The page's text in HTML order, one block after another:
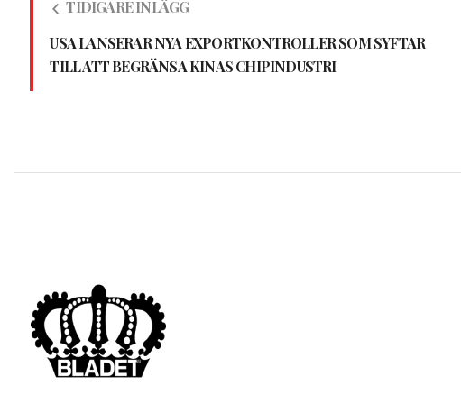
TIDIGARE INLÄGG
USA LANSERAR NYA EXPORTKONTROLLER SOM SYFTAR
TILL ATT BEGRÄNSA KINAS CHIPINDUSTRI